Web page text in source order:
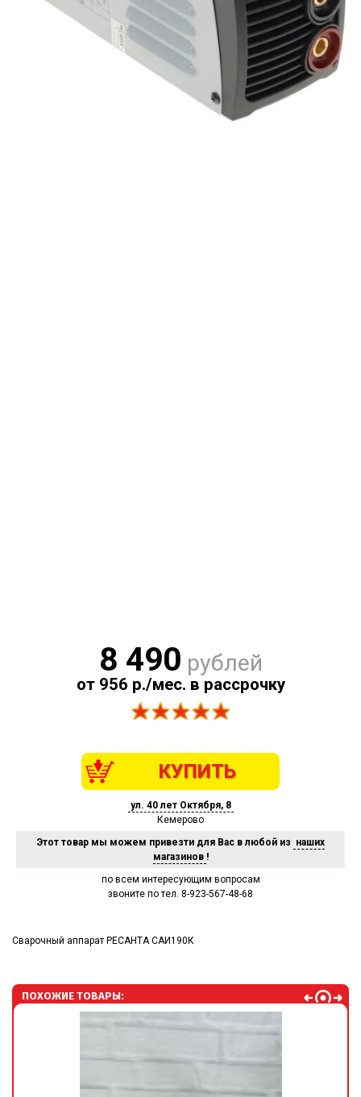
8 490 рублей
от 956 р./мес. в рассрочку
КУПИТЬ
ул. 40 лет Октября, 8
Кемерово
Этот товар мы можем привезти для Вас в любой из наших
магазинов !
по всем интересующим вопросам
звоните по тел. 8-923-567-48-68
Сварочный аппарат РЕСАНТА САИ190К
ПОХОЖИЕ ТОВАРЫ: